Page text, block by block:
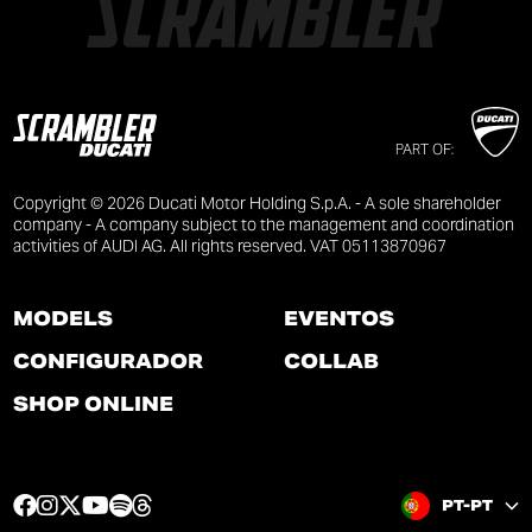
PART OF:
Copyright © 2026 Ducati Motor Holding S.p.A. - A sole shareholder
company - A company subject to the management and coordination
activities of AUDI AG. All rights reserved. VAT 05113870967
MODELS
CONFIGURADOR
SHOP ONLINE
EVENTOS
COLLAB
F I T Y S PT-PT